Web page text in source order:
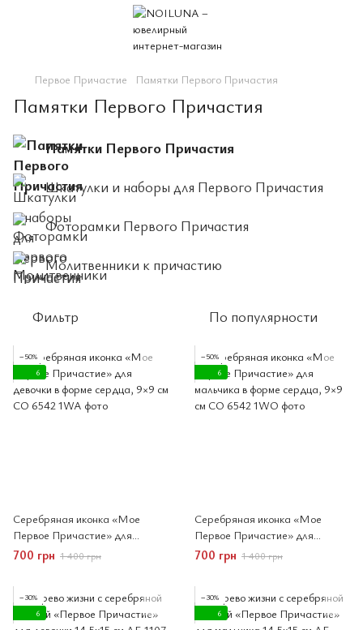
Первое Причастие Памятки Первого Причастия
Памятки Первого Причастия
Памятки Первого Причастия
Шкатулки и наборы для Первого Причастия
Фоторамки Первого Причастия
Молитвенники к причастию
Фильтр По популярности
−50%
6
Серебряная иконка «Мое
Первое Причастие» для
девочки в форме сердца, 9×9 см
700 грн 1 400 грн
−50%
6
Серебряная иконка «Мое
Первое Причастие» для
мальчика в форме сердца, 9×9
700 грн 1 400 грн
−30%
6
−30%
6